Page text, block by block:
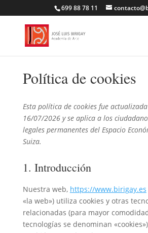
699 88 78 11
Política de cookies
Esta política de cookies fue
16/07/2026 y se aplica a los
legales permanentes del Espacio
Suiza.
1. Introducción
Nuestra web, https://www.birigay.es
«la web») utiliza cookies y otras
relacionadas (para mayor
tecnologías se denominan